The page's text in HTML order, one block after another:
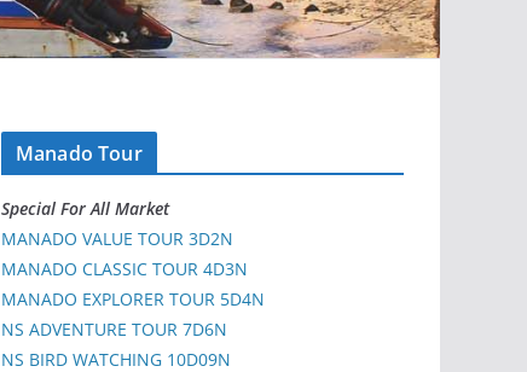
Manado Tour
Special For All Market
MANADO VALUE TOUR 3D2N
MANADO CLASSIC TOUR 4D3N
MANADO EXPLORER TOUR 5D4N
NS ADVENTURE TOUR 7D6N
NS BIRD WATCHING 10D09N